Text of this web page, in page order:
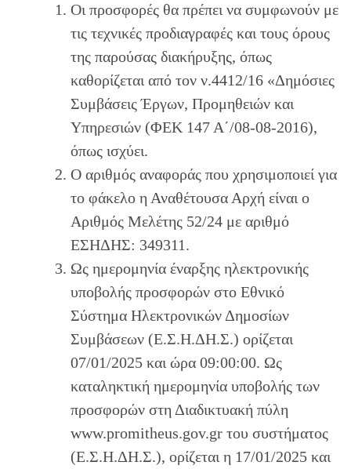
Οι προσφορές θα πρέπει να συμφωνούν με
τις τεχνικές προδιαγραφές και τους όρους
της παρούσας διακήρυξης, όπως
καθορίζεται από τον ν.4412/16 «Δημόσιες
Συμβάσεις Έργων, Προμηθειών και
Υπηρεσιών (ΦΕΚ 147 Α΄/08-08-2016),
όπως ισχύει.
Ο αριθμός αναφοράς που χρησιμοποιεί για
το φάκελο η Αναθέτουσα Αρχή είναι ο
Αριθμός Μελέτης 52/24 με αριθμό
ΕΣΗΔΗΣ: 349311.
Ως ημερομηνία έναρξης ηλεκτρονικής
υποβολής προσφορών στο Εθνικό
Σύστημα Ηλεκτρονικών Δημοσίων
Συμβάσεων (Ε.Σ.Η.ΔΗ.Σ.) ορίζεται
07/01/2025 και ώρα 09:00:00. Ως
καταληκτική ημερομηνία υποβολής των
προσφορών στη Διαδικτυακή πύλη
www.promitheus.gov.gr του συστήματος
(Ε.Σ.Η.ΔΗ.Σ.), ορίζεται η 17/01/2025 και